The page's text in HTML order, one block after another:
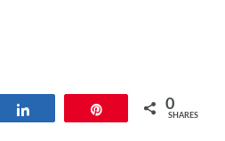
0
SHARES